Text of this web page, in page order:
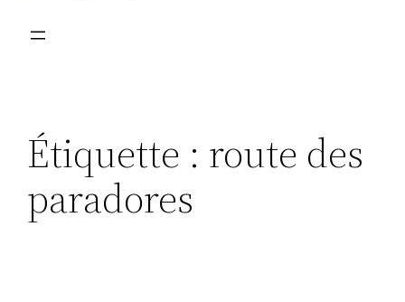
Étiquette : route des
paradores